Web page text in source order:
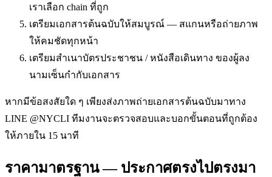
เราเลือก chain ที่ถูก
เตรียมเอกสารต้นฉบับให้สมบูรณ์ — สแกนหรือถ่ายภาพ
ให้คมชัดทุกหน้า
เตรียมสำเนาบัตรประชาชน / หนังสือเดินทาง ของผู้ลง
นามเซ็นกำกับเอกสาร
หากมีข้อสงสัยใด ๆ เพียงส่งภาพถ่ายเอกสารต้นฉบับมาทาง
LINE @NYCLI ทีมงานจะตรวจสอบและบอกขั้นตอนที่ถูกต้อง
ให้ภายใน 15 นาที
ราคามาตรฐาน — ประกาศตรงไปตรงมา